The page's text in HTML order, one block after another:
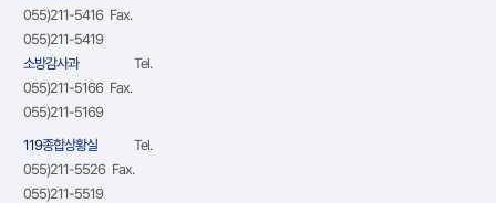
055)211-5416 Fax.
055)211-5419
소방감사과
Tel.
055)211-5166 Fax.
055)211-5169
119종합상황실
Tel.
055)211-5526 Fax.
055)211-5519